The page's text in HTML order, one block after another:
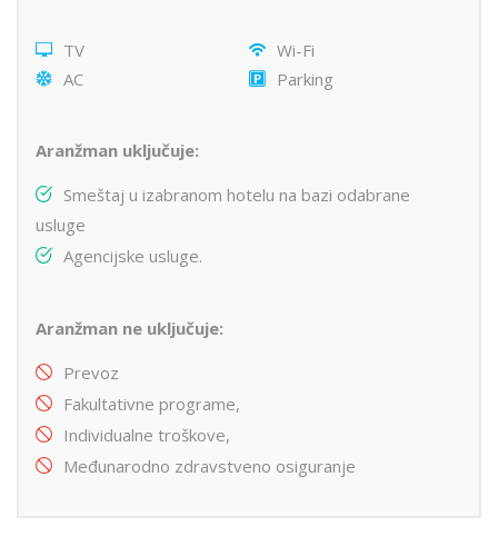
TV
Wi-Fi
AC
Parking
Aranžman uključuje:
Smeštaj u izabranom hotelu na bazi odabrane
usluge
Agencijske usluge.
Aranžman ne uključuje:
Prevoz
Fakultativne programe,
Individualne troškove,
Međunarodno zdravstveno osiguranje